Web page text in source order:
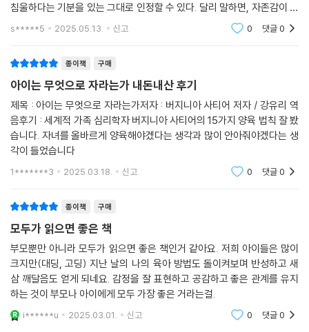
침울하다는 기분을 있는 그대로 인정할 수 있다. 달리 말하면, 자존감이 높
은 사람들도 침울해질 수 있다. 하지만 기분이 침울하다고 해서 자신을 쓸
s*****5 2025.05.13. 신고 0 댓글0
종이책 구매
아이는 무엇으로 자라는가 내돈내산 후기
제목 : 아이는 무엇으로 자라는가저자 : 버지니아 사티어 저자 / 강유리 역
음후기 : 세계적 가족 심리학자 버지니아 사티어의 15가지 양육 법칙 잘 봤
습니다. 자녀를 올바르게 양육해야겠다는 생각과 많이 안아줘야겠다는 생
각이 들었습니다
1*******3 2025.03.18. 신고 0 댓글0
종이책 구매
모두가 읽으면 좋은 책
부모뿐만 아니라 모두가 읽으면 좋은 책인거 같아요. 저희 아이들은 많이
크지만(대딩, 고딩) 지난 날의 나의 육아 방법도 돌이켜보며 반성하고 새
삼 깨달음도 얻게 되네요. 감정을 잘 표현하고 공감하고 좋은 관계를 유지
하는 것이 부모나 아이에게 모두 가장 좋은 거라는걸.
i******u 2025.03.01. 신고 0 댓글0